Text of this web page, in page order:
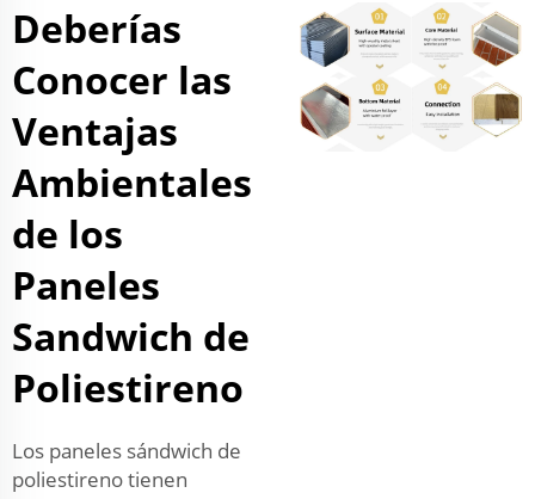
Deberías
Conocer las
Ventajas
Ambientales
de los
Paneles
Sandwich de
Poliestireno
Los paneles sándwich de
poliestireno tienen